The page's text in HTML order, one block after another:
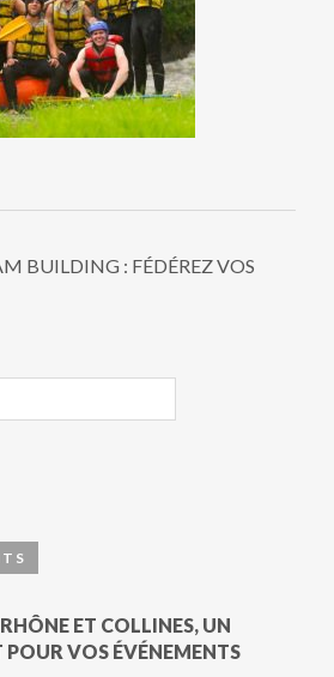
BUILDING : FÉDÉREZ VOS
ET COLLINES, UN
VOS ÉVÉNEMENTS